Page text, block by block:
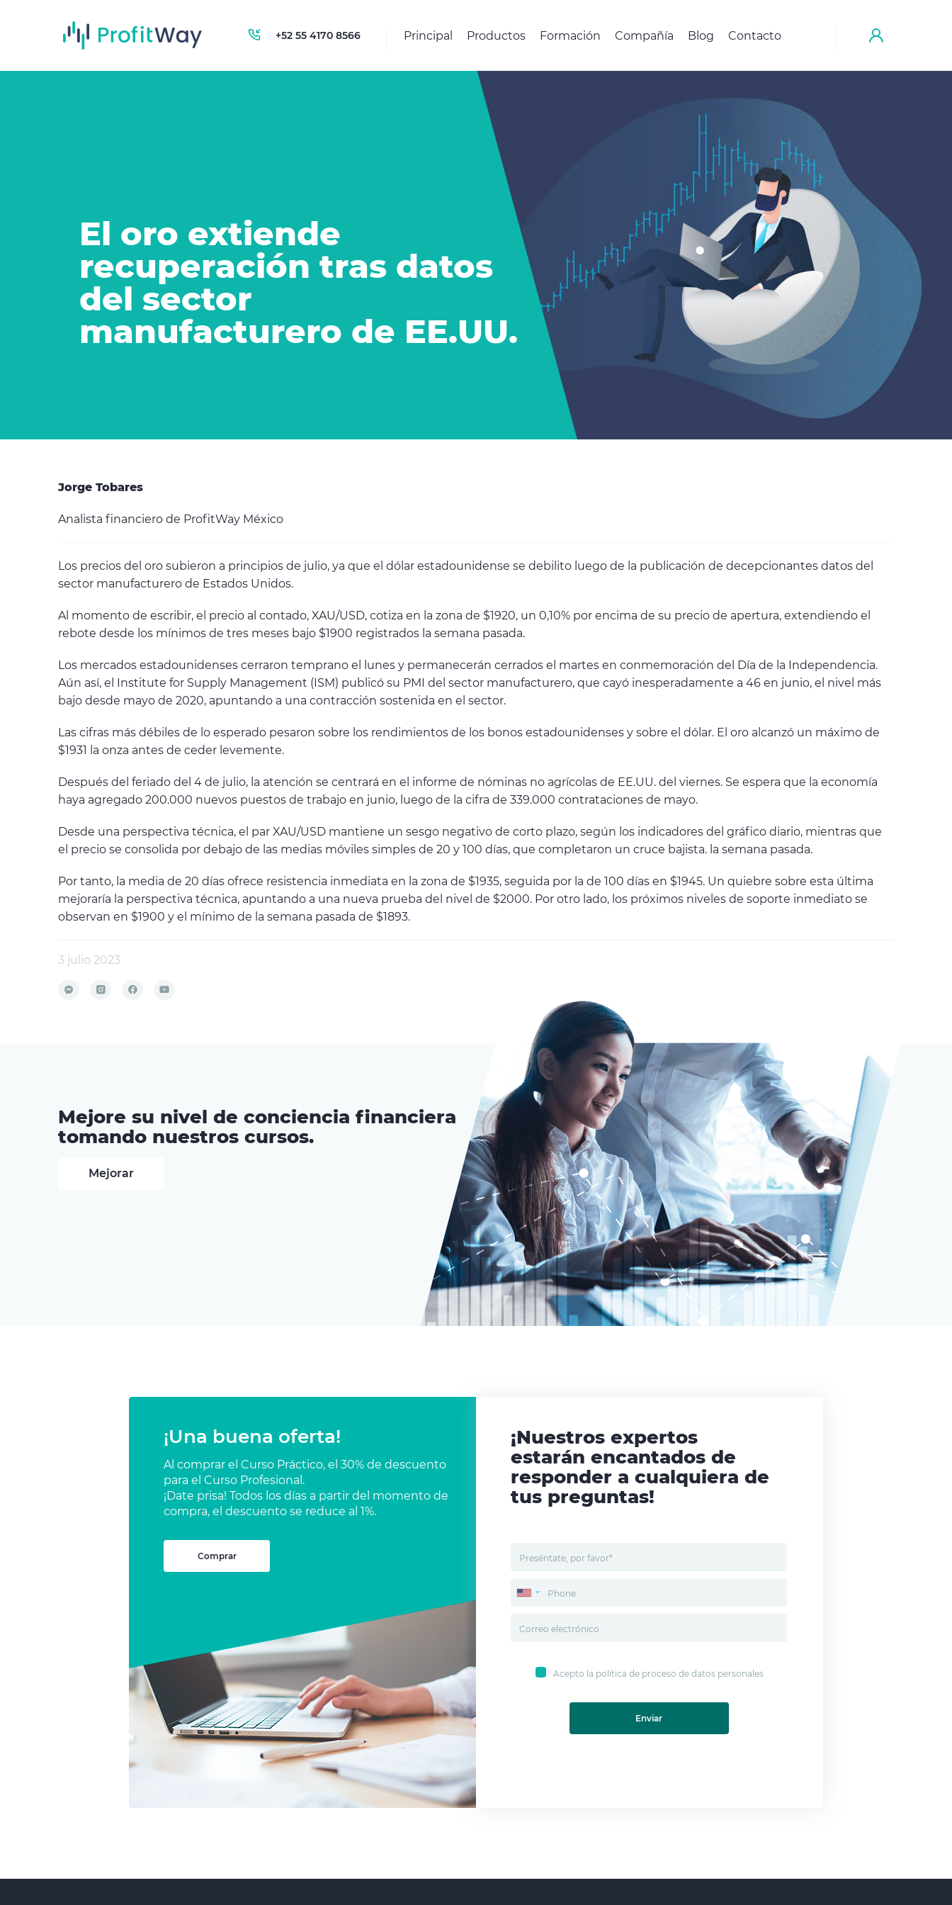
El oro extiende
recuperación tras datos
del sector
manufacturero de EE.UU.
Jorge Tobares
Analista financiero de ProfitWay México
Los precios del oro subieron a principios de julio, ya que el dólar estadounidense se debilito luego de la publicación de decepcionantes datos del
sector manufacturero de Estados Unidos.
Al momento de escribir, el precio al contado, XAU/USD, cotiza en la zona de $1920, un 0,10% por encima de su precio de apertura, extendiendo el
rebote desde los mínimos de tres meses bajo $1900 registrados la semana pasada.
Los mercados estadounidenses cerraron temprano el lunes y permanecerán cerrados el martes en conmemoración del Día de la Independencia.
Aún así, el Institute for Supply Management (ISM) publicó su PMI del sector manufacturero, que cayó inesperadamente a 46 en junio, el nivel más
bajo desde mayo de 2020, apuntando a una contracción sostenida en el sector.
Las cifras más débiles de lo esperado pesaron sobre los rendimientos de los bonos estadounidenses y sobre el dólar. El oro alcanzó un máximo de
$1931 la onza antes de ceder levemente.
Después del feriado del 4 de julio, la atención se centrará en el informe de nóminas no agrícolas de EE.UU. del viernes. Se espera que la economía
haya agregado 200.000 nuevos puestos de trabajo en junio, luego de la cifra de 339.000 contrataciones de mayo.
Desde una perspectiva técnica, el par XAU/USD mantiene un sesgo negativo de corto plazo, según los indicadores del gráfico diario, mientras que
el precio se consolida por debajo de las medias móviles simples de 20 y 100 días, que completaron un cruce bajista. la semana pasada.
Por tanto, la media de 20 días ofrece resistencia inmediata en la zona de $1935, seguida por la de 100 días en $1945. Un quiebre sobre esta última
mejoraría la perspectiva técnica, apuntando a una nueva prueba del nivel de $2000. Por otro lado, los próximos niveles de soporte inmediato se
observan en $1900 y el mínimo de la semana pasada de $1893.
3 julio 2023
Mejore su nivel de conciencia financiera
tomando nuestros cursos.
Mejorar
¡Una buena oferta!
Al comprar el Curso Práctico, el 30% de descuento
para el Curso Profesional.
¡Date prisa! Todos los días a partir del momento de
compra, el descuento se reduce al 1%.
Comprar
¡Nuestros expertos
estarán encantados de
responder a cualquiera de
tus preguntas!
Acepto la política de proceso de datos personales
Enviar
+52 55 4170 8566 Principal Productos Formación Compañía Blog Contacto